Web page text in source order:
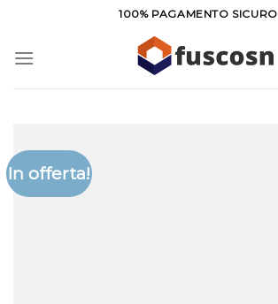
contenuti
100% PAGAMENTO SICURO
In offerta!